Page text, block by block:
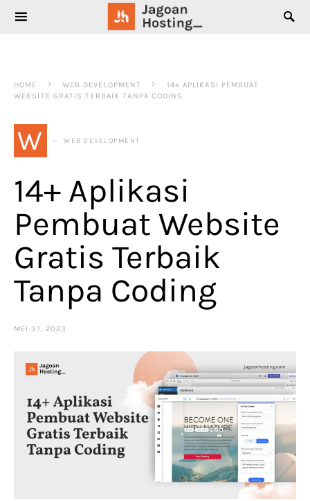
SEARCH FOR:
HOME WEB DEVELOPMENT
14+ APLIKASI PEMBUAT
WEBSITE GRATIS TERBAIK TANPA CODING
W WEB DEVELOPMENT
14+ Aplikasi
Pembuat Website
Gratis Terbaik
Tanpa Coding
MEI 31, 2023